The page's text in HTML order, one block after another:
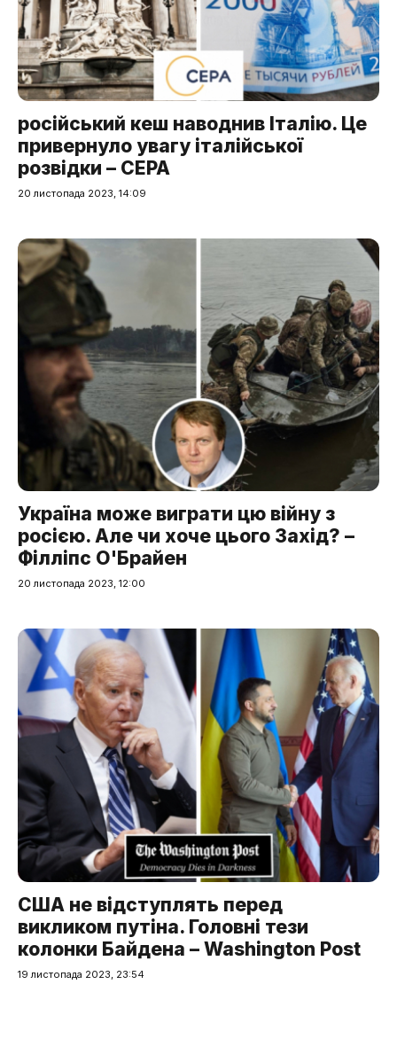
російський кеш наводнив Італію. Це
привернуло увагу італійської
розвідки – CEPA
20 листопада 2023, 14:09
Україна може виграти цю війну з
росією. Але чи хоче цього Захід? –
Філліпс О'Брайен
20 листопада 2023, 12:00
США не відступлять перед
викликом путіна. Головні тези
колонки Байдена – Washington Post
19 листопада 2023, 23:54